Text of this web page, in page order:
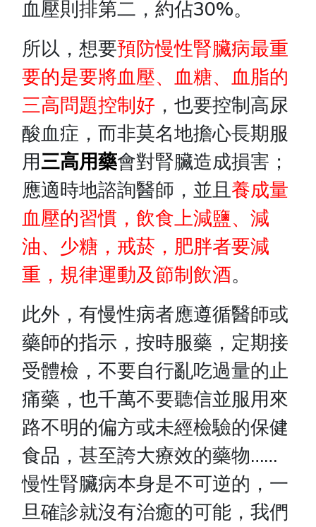
血壓則排第二，約佔30%。
所以，想要預防慢性腎臟病最重
要的是要將血壓、血糖、血脂的
三高問題控制好 ，也要控制高尿
酸血症，而非莫名地擔心長期服
用三高用藥會對腎臟造成損害；
應適時地諮詢醫師，並且養成量
血壓的習慣，飲食上減鹽、減
油、少糖，戒菸，肥胖者要減
重，規律運動及節制飲酒。
此外，有慢性病者應遵循醫師或
藥師的指示，按時服藥，定期接
受體檢，不要自行亂吃過量的止
痛藥，也千萬不要聽信並服用來
路不明的偏方或未經檢驗的保健
食品，甚至誇大療效的藥物……
慢性腎臟病本身是不可逆的，一
旦確診就沒有治癒的可能，我們